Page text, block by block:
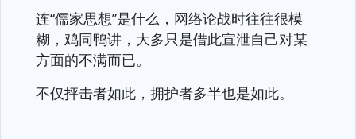
连“儒家思想”是什么，网络论战时往往很模
糊，鸡同鸭讲，大多只是借此宣泄自己对某
方面的不满而已。
不仅抨击者如此，拥护者多半也是如此。